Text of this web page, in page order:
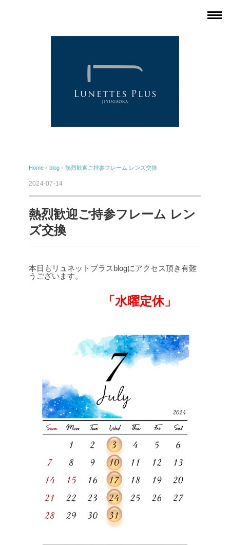
Home › blog › 熱烈歓迎ご持参フレーム レンズ交換
2024-07-14
熱烈歓迎ご持参フレーム レン
ズ交換
本日もリュネットプラスblogにアクセス頂き有難
うございます。
「水曜定休」